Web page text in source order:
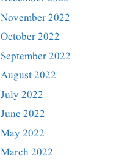
November 2022
October 2022
September 2022
August 2022
July 2022
June 2022
May 2022
March 2022